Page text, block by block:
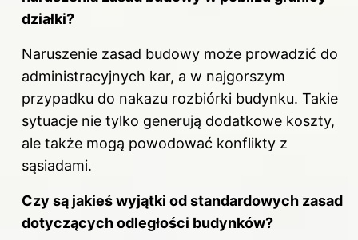
działki?
Naruszenie zasad budowy może prowadzić do
administracyjnych kar, a w najgorszym
przypadku do nakazu rozbiórki budynku. Takie
sytuacje nie tylko generują dodatkowe koszty,
ale także mogą powodować konflikty z
sąsiadami.
Czy są jakieś wyjątki od standardowych zasad
dotyczących odległości budynków?